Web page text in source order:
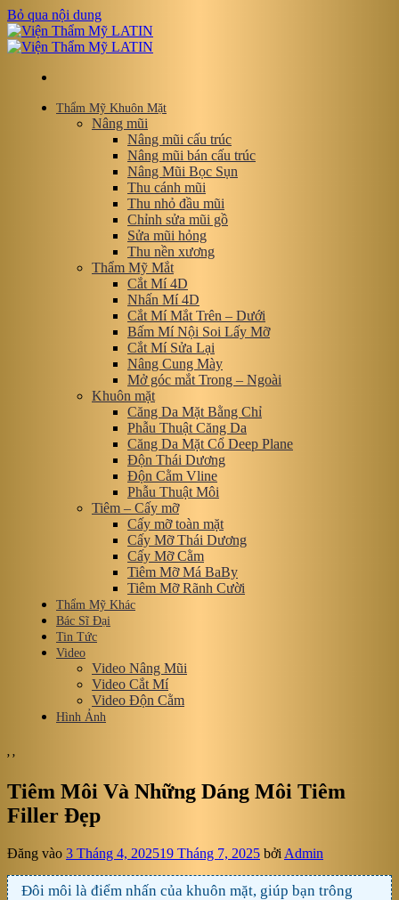
Bỏ qua nội dung
Thẩm Mỹ Khuôn Mặt
Nâng mũi
Nâng mũi cấu trúc
Nâng mũi bán cấu trúc
Nâng Mũi Bọc Sụn
Thu cánh mũi
Thu nhỏ đầu mũi
Chỉnh sửa mũi gồ
Sửa mũi hỏng
Thu nền xương
Thẩm Mỹ Mắt
Cắt Mí 4D
Nhấn Mí 4D
Cắt Mí Mắt Trên – Dưới
Bấm Mí Nội Soi Lấy Mỡ
Cắt Mí Sửa Lại
Nâng Cung Mày
Mở góc mắt Trong – Ngoài
Khuôn mặt
Căng Da Mặt Bằng Chỉ
Phẫu Thuật Căng Da
Căng Da Mặt Cổ Deep Plane
Độn Thái Dương
Độn Cằm Vline
Phẫu Thuật Môi
Tiêm – Cấy mỡ
Cấy mỡ toàn mặt
Cấy Mỡ Thái Dương
Cấy Mỡ Cằm
Tiêm Mỡ Má BaBy
Tiêm Mỡ Rãnh Cười
Thẩm Mỹ Khác
Bác Sĩ Đại
Tin Tức
Video
Video Nâng Mũi
Video Cắt Mí
Video Độn Cằm
Hình Ảnh
, ,
Tiêm Môi Và Những Dáng Môi Tiêm
Filler Đẹp
Đăng vào 3 Tháng 4, 202519 Tháng 7, 2025 bởi Admin
Đôi môi là điểm nhấn của khuôn mặt, giúp bạn trông